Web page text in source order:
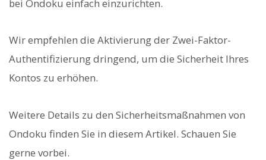
bei Ondoku einfach einzurichten.
Wir empfehlen die Aktivierung der Zwei-Faktor-
Authentifizierung dringend, um die Sicherheit Ihres
Kontos zu erhöhen.
Weitere Details zu den Sicherheitsmaßnahmen von
Ondoku finden Sie in diesem Artikel. Schauen Sie
gerne vorbei.